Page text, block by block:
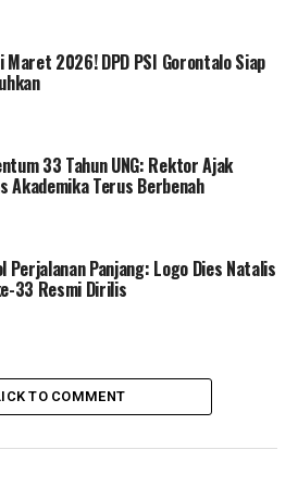
budaya akademik unggul di
bukan sekadar kewajiban,
yang terus kami
momen ini, kami belajar,
setiap informasi yang
mudah diakses serta
dalam sesi pemaparan.
Maret 2026! DPD PSI Gorontalo Siap
33 Tahun UNG: Rektor Ajak
Akademika Terus Berbenah
Perjalanan Panjang: Logo Dies Natalis
33 Resmi Dirilis
TO COMMENT